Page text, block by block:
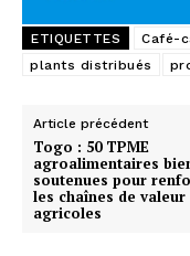
ETIQUETTES Café-
plants distribués
Article précédent
Togo : 50 TPME
agroalimentaires
soutenues pour
les chaînes de valeur
agricoles